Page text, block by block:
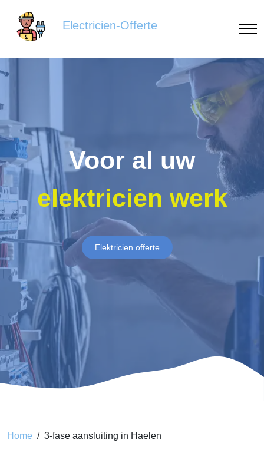
Electricien-Offerte
Voor al uw
elektricien werk
Elektricien offerte
Home 3-fase aansluiting in Haelen